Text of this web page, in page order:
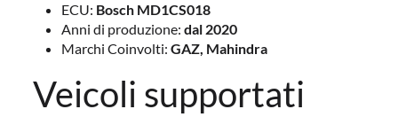
ECU: Bosch MD1CS018
Anni di produzione: dal 2020
Marchi Coinvolti: GAZ, Mahindra
Veicoli supportati